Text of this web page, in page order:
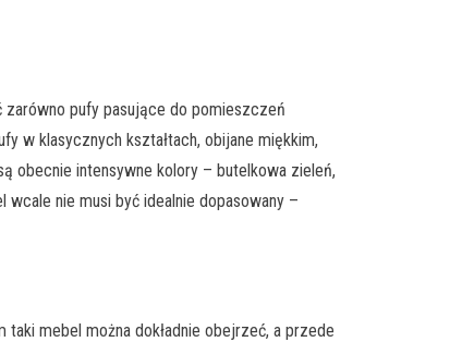
pufy pasujące do pomieszczeń
w klasycznych kształtach, obijane miękkim,
obecnie intensywne kolory – butelkowa zieleń,
nie musi być idealnie dopasowany –
mebel można dokładnie obejrzeć, a przede